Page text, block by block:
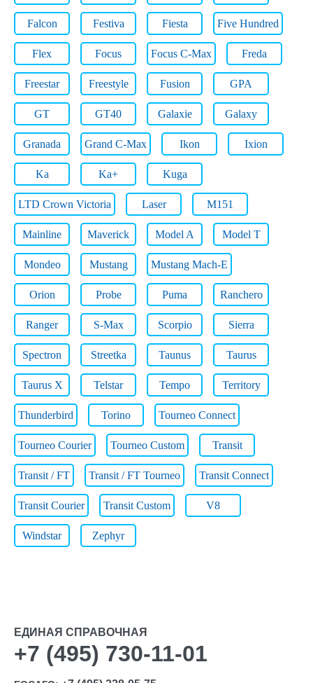
Falcon Festiva Fiesta Five Hundred
Flex Focus Focus C-Max Freda
Freestar Freestyle Fusion GPA
GT GT40 Galaxie Galaxy
Granada Grand C-Max Ikon Ixion
Ka Ka+ Kuga
LTD Crown Victoria Laser M151
Mainline Maverick Model A Model T
Mondeo Mustang Mustang Mach-E
Orion Probe Puma Ranchero
Ranger S-Max Scorpio Sierra
Spectron Streetka Taunus Taurus
Taurus X Telstar Tempo Territory
Thunderbird Torino Tourneo Connect
Tourneo Courier Tourneo Custom Transit
Transit / FT Transit / FT Tourneo Transit Connect
Transit Courier Transit Custom V8
Windstar Zephyr
ЕДИНАЯ СПРАВОЧНАЯ
+7 (495) 730-11-01